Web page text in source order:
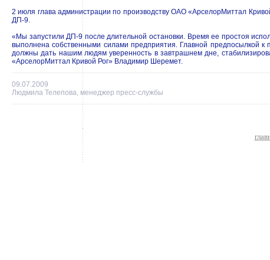
2 июля глава администрации по производству ОАО «АрселорМиттал
ДП-9.
«Мы запустили ДП-9 после длительной остановки. Время ее простоя
выполнена собственными силами предприятия. Главной предпосылкой
должны дать нашим людям уверенность в завтрашнем дне,
«АрселорМиттал Кривой Рог» Владимир Шеремет.
09.07.2009
Людмила Телепова, менеджер пресс-службы